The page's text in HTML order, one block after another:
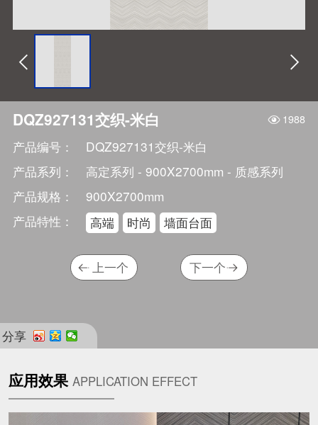
 
分享
DQZ927131交织-米白 1988
产品编号：
DQZ927131交织-米白
产品系列：
高定系列 - 900X2700mm - 质感系列
产品规格：
900X2700mm
产品特性：
高端 时尚 墙面台面
上一个 下一个
应用效果 APPLICATION EFFECT